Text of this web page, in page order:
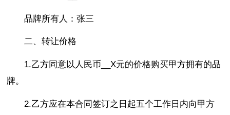
品牌所有人：张三
二、转让价格
1.乙方同意以人民币__X元的价格购买甲方拥有的品
牌。
2.乙方应在本合同签订之日起五个工作日内向甲方